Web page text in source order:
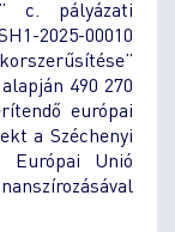
c. pályázati
2025-00010
490 270
európai
a Széchenyi
Európai Unió